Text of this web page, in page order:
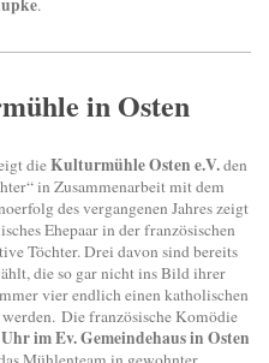
.
in Osten
dieKulturmühle Osten e.V.den
in Zusammenarbeit mit dem
des vergangenen Jahres zeigt
Ehepaar in der französischen
Töchter. Drei davon sind bereits
die so gar nicht ins Bild ihrer
vier endlich einen katholischen
Die französische Komödie
im Ev. Gemeindehaus in Osten